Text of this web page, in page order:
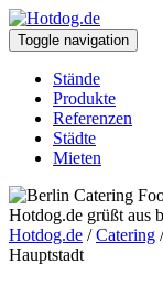
Toggle navigation
Stände
Produkte
Referenzen
Städte
Mieten
Hotdog.de grüßt aus
Hotdog.de /Catering
Hauptstadt